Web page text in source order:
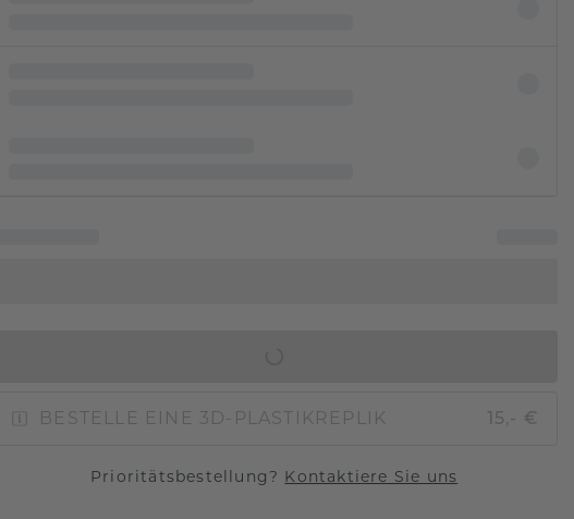
BESTELLE EINE 3D-PLASTIKREPLIK 15,- €
Prioritätsbestellung? Kontaktiere Sie uns